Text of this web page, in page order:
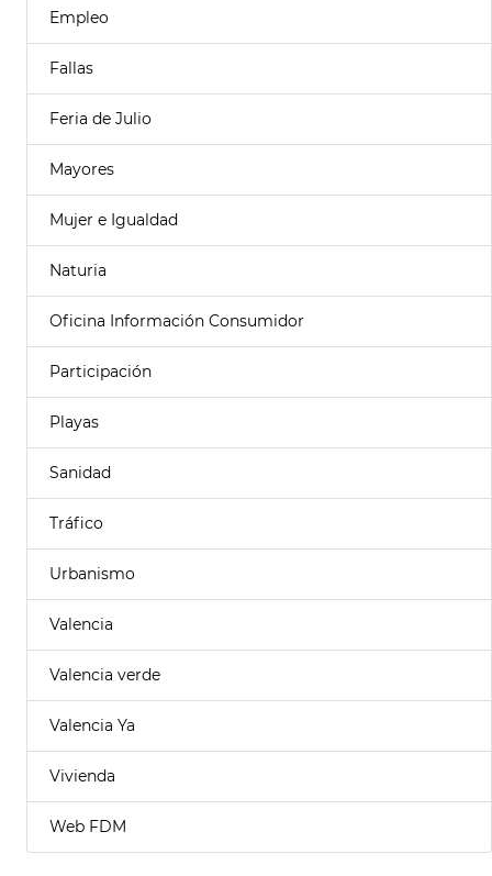
Empleo
Fallas
Feria de Julio
Mayores
Mujer e Igualdad
Naturia
Oficina Información Consumidor
Participación
Playas
Sanidad
Tráfico
Urbanismo
Valencia
Valencia verde
Valencia Ya
Vivienda
Web FDM